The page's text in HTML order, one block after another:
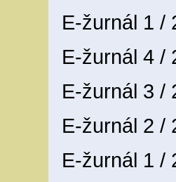
E-žurnál 1 /
E-žurnál 4 /
E-žurnál 3 /
E-žurnál 2 /
E-žurnál 1 /